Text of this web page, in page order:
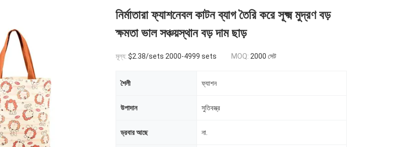
নির্মাতারা ফ্যাশনেবল কাটন ব্যাগ তৈরি করে সূক্ষ্ম মুদ্রণ বড়
ক্ষমতা ভাল সঞ্চয়স্থান বড় দাম ছাড়
মূল্য: $2.38/sets 2000-4999 sets MOQ: 2000 সেট
শৈলী ফ্যাশন
উপাদান সুতিবস্ত্র
ড্রবার আছে না.